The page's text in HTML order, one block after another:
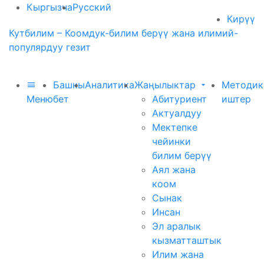
КыргызчаРусский
Кирүү
Кутбилим – Коомдук-билим берүү жана илимий-
популярдуу гезит
Меню
Башкы
бет
АналитикаЖаңылыктар
Абитуриент
Актуалдуу
Мектепке
чейинки
билим берүү
Аял жана
коом
Сынак
Инсан
Эл аралык
кызматташтык
Илим жана
иштер